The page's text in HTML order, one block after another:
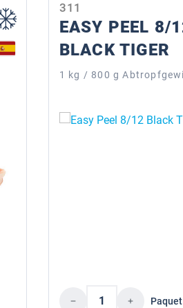
la quantité
311
EASY PEEL 8/
BLACK TIGER
1 kg / 800 g
Quantité dePaquet